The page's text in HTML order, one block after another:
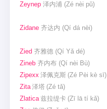
Zeynep 泽内浦 (Zé nèi pǔ)
Zidane 齐达内 (Qí dá nèi)
Zied 齐雅德 (Qí Yǎ dé)
Zineb 齐内布 (Qí nèi Bù)
Zipexx 泽佩克斯 (Zé Pèi kè sī)
Zita 泽塔 (Zé tǎ)
Zlatica 兹拉缇卡 (Zī lā tí kǎ)